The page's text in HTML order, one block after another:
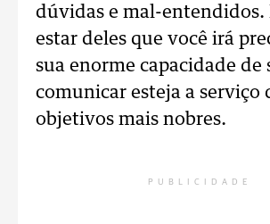
dúvidas e mal-entendidos.
estar deles que você irá
sua enorme capacidade de
comunicar esteja a serviço
objetivos mais nobres.
PUBLICIDADE